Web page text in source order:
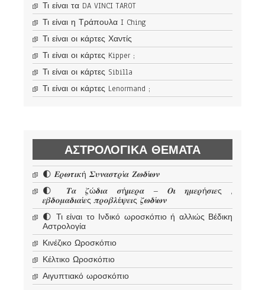
Τι είναι τα DA VINCI TAROT
Τι είναι η Τράπουλα I Ching
Τι είναι οι κάρτες Χαντίς
Τι είναι οι κάρτες Kipper ;
Τι είναι οι κάρτες Sibilla
Τι είναι οι κάρτες Lenormand ;
ΑΣΤΡΟΛΟΓΙΚΆ ΘΈΜΑΤΑ
🌓 𝜠𝝆𝝎𝝉𝜾𝜿ή 𝜮𝝊𝝂𝜶𝝈𝝉𝝆ί𝜶 𝜡𝝎𝜹ί𝝎𝝂
🌓 𝜯𝜶 𝜻ώ𝜹𝜾𝜶 𝝈ή𝝁𝜺𝝆𝜶 – 𝜪𝜾 𝜼𝝁𝜺𝝆ή𝝈𝜾𝜺ς ,
𝜺𝜷𝜹𝝄𝝁𝜶𝜹𝜾𝜶ί𝜺ς 𝝅𝝆𝝄𝜷𝝀έ𝝍𝜺𝜾ς 𝜻𝝎𝜹ί𝝎𝝂
🌓 Τι είναι το Ινδικό ωροσκόπιο ή αλλιώς Βέδικη
Αστρολογία
Κινέζικο Ωροσκόπιο
Κέλτικο Ωροσκόπιο
Αιγυπτιακό ωροσκόπιο